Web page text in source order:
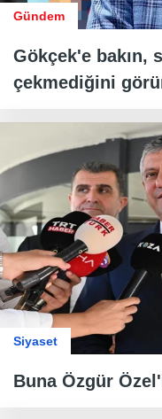
Gündem
Gökçek'e bakın,
çekmediğini
Siyaset
Buna Özgür